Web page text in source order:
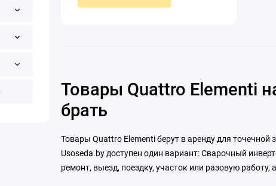
Товары Quattro Elementi
брать
Товары Quattro Elementi берут в аренду для
Usoseda.by доступен один вариант: Сварочный
ремонт, выезд, поездку, участок или разовую работу,